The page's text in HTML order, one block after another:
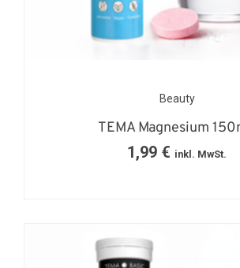
Beauty
TEMA Magnesium
1,99 € inkl. MwSt.